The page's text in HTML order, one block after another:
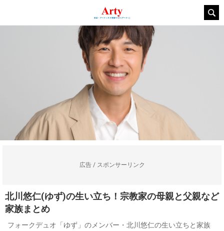
広告 / スポンサーリンク
北川悠仁(ゆず)の生い立ち！宗教家の母親と父親など
家族まとめ
フォークデュオ「ゆず」のメンバー・北川悠仁の生い立ちと家族